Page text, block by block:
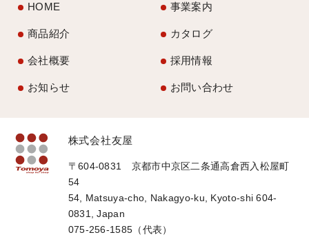
HOME 事業案内
商品紹介 カタログ
会社概要 採用情報
お知らせ お問い合わせ
株式会社友屋
〒604-0831 京都市中京区二条通高倉西入松屋町
54
54, Matsuya-cho, Nakagyo-ku, Kyoto-shi 604-
0831, Japan
075-256-1585（代表）